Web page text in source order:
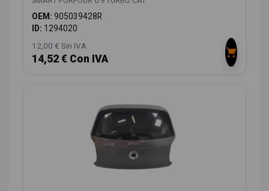
OEM: 905039428R
ID: 1294020
12,00 € Sin IVA
14,52 € Con IVA